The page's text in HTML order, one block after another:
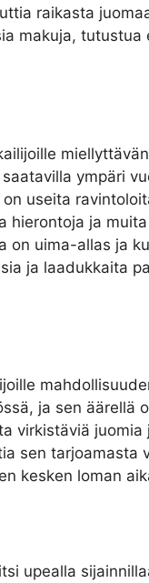
raikasta
makuja, tutustua
ympäri
useita
ja
on uima-allas ja
ja laadukkaita
ja sen äärellä
virkistäviä juomia
sen tarjoamasta
kesken loman
upealla